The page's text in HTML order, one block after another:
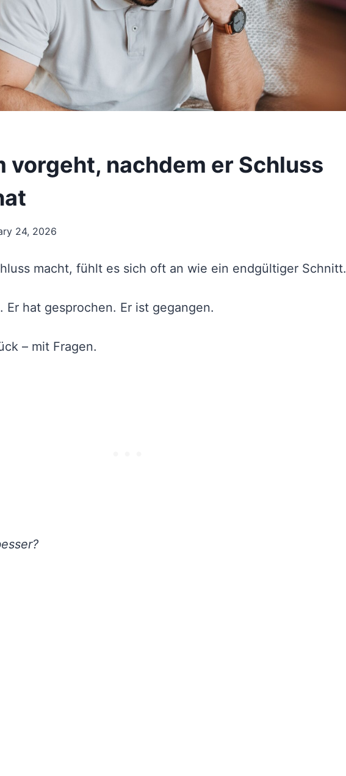
vorgeht, nachdem er Schluss
24, 2026
macht, fühlt es sich oft an wie ein endgültiger Schnitt.
Er hat gesprochen. Er ist gegangen.
– mit Fragen.